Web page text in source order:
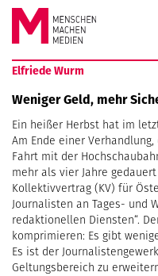
Springe zum Inhalt
MACHEN
MEDIEN
Elfriede Wurm
Weniger Geld, mehr
Ein heißer Herbst hat im
Am Ende einer
Fahrt mit der
mehr als vier Jahre
Kollektivvertrag (KV) für
Journalisten an Tages- und
redaktionellen Diensten“.
komprimieren: Es gibt
Es ist der
Geltungsbereich zu